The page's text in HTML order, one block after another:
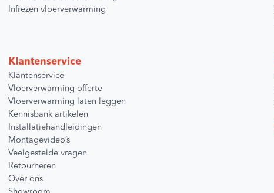
Infrezen vloerverwarming
Klantenservice
Klantenservice
Vloerverwarming offerte
Vloerverwarming laten leggen
Kennisbank artikelen
Installatiehandleidingen
Montagevideo’s
Veelgestelde vragen
Retourneren
Over ons